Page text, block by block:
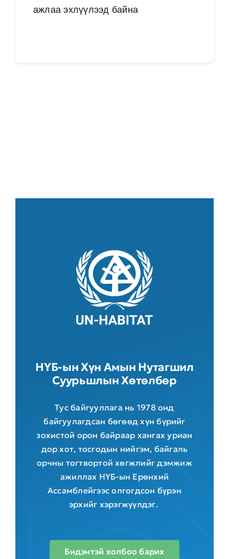
ажлаа эхлүүлээд байна
НҮБ-ын Хүн Амын Нутагшил
Суурьшлын Хөтөлбөр
Тус байгууллага нь 1978 онд
байгуулагдсан бөгөөд хүн бүрийг
зохистой орон байраар хангах уриан
дор хот, тосгодын нийгэм, байгаль
орчны тогтвортой хөгжлийг дэмжиж
ажиллах НҮБ-ын Ерөнхий
Ассамблейгээс олгогдсон бүрэн
эрхийг хэрэгжүүлдэг.
Бидэнтэй холбоо барих